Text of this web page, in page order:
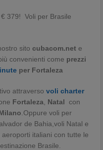
379! Voli per Brasile
sito cubacom.net e
convenienti come prezzi
per Fortaleza
attraversovoli charter
Fortaleza Natal con
.Oppure voli per
de Bahia,voli Natal e
italiani con tutte le
Brasile.